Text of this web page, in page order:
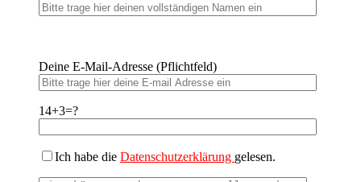
dieses
Feld
leer.
lasse
dieses
leer.
Deine E-Mail-Adresse (Pflichtfeld)
14+3=?
Ich habe die Datenschutzerklärung gelesen.